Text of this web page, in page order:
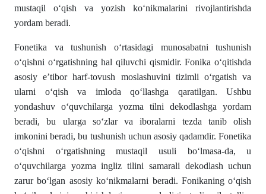
mustaqil oʻqish va yozish koʻnikmalarini rivojlantirishda
yordam beradi.
Fonetika va tushunish oʻrtasidagi munosabatni tushunish
oʻqishni oʻrgatishning hal qiluvchi qismidir. Fonika oʻqitishda
asosiy eʼtibor harf-tovush moslashuvini tizimli oʻrgatish va
ularni oʻqish va imloda qoʻllashga qaratilgan. Ushbu
yondashuv oʻquvchilarga yozma tilni dekodlashga yordam
beradi, bu ularga soʻzlar va iboralarni tezda tanib olish
imkonini beradi, bu tushunish uchun asosiy qadamdir. Fonetika
oʻqishni oʻrgatishning mustaqil usuli boʻlmasa-da, u
oʻquvchilarga yozma ingliz tilini samarali dekodlash uchun
zarur boʻlgan asosiy koʻnikmalarni beradi. Fonikaning oʻqish